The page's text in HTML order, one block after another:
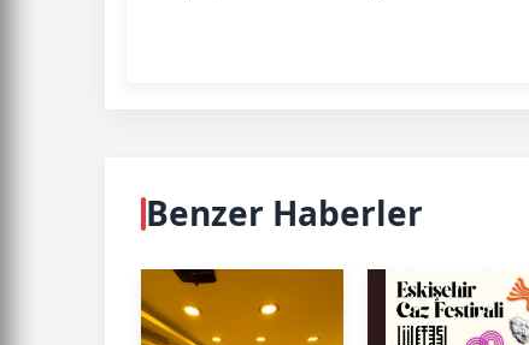
Benzer Haberler